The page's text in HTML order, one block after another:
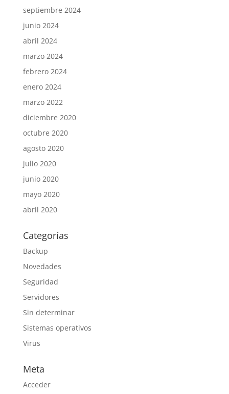
septiembre 2024
junio 2024
abril 2024
marzo 2024
febrero 2024
enero 2024
marzo 2022
diciembre 2020
octubre 2020
agosto 2020
julio 2020
junio 2020
mayo 2020
abril 2020
Categorías
Backup
Novedades
Seguridad
Servidores
Sin determinar
Sistemas operativos
Virus
Meta
Acceder